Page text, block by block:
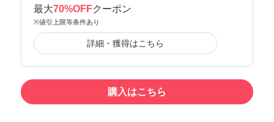
最大70%OFFクーポン
※値引上限等条件あり
詳細・獲得はこちら
購入はこちら